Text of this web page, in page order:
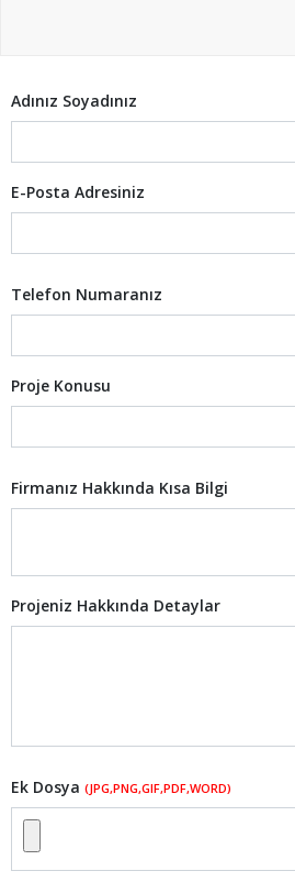
Adınız Soyadınız
E-Posta Adresiniz
Telefon Numaranız
Proje Konusu
Firmanız Hakkında Kısa Bilgi
Projeniz Hakkında Detaylar
Ek Dosya (JPG,PNG,GIF,PDF,WORD)